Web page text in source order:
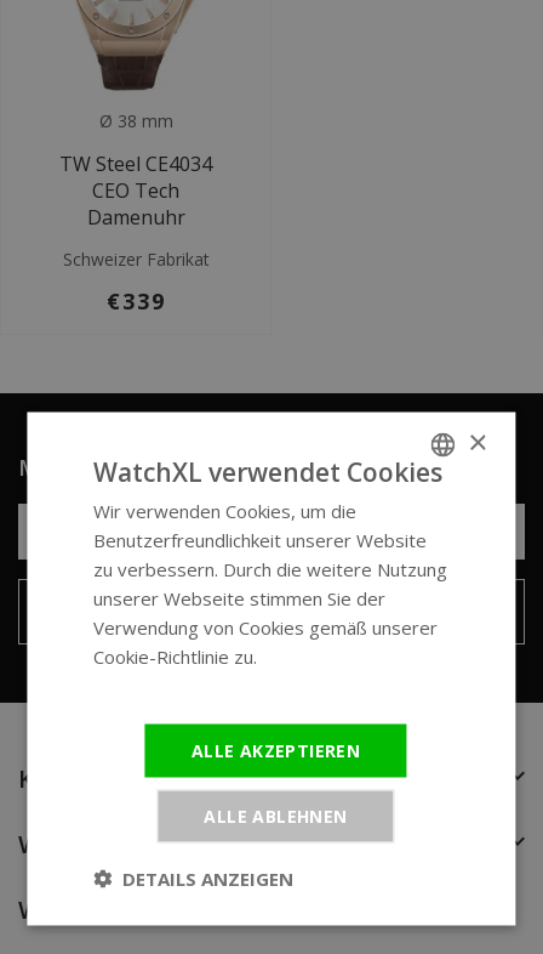
Ø 38 mm
TW Steel CE4034
CEO Tech
Damenuhr
Schweizer Fabrikat
€339
Melden Sie sich für unseren Newsletter an
Senden
Kunden Service
Wir sind WatchXL
Warum?
GERMAN
×
WatchXL verwendet Cookies
Wir verwenden Cookies, um die
Benutzerfreundlichkeit unserer Website
zu verbessern. Durch die weitere Nutzung
unserer Webseite stimmen Sie der
Verwendung von Cookies gemäß unserer
Cookie-Richtlinie zu.
ALLE AKZEPTIEREN
ALLE ABLEHNEN
DETAILS ANZEIGEN